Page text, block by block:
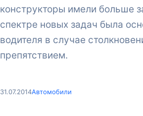
конструкторы имели больше
спектре новых задач была
водителя в случае
препятствием.
31.07.2014Автомобили